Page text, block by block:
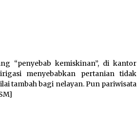
3 months ago
“penyebab kemiskinan”, di kantor
menyebabkan pertanian tidak
tambah bagi nelayan. Pun pariwisata